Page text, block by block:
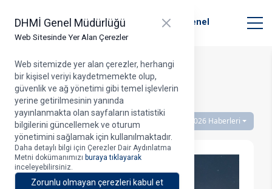
DHMİ Genel Müdürlüğü
Web Sitesinde Yer Alan Çerezler
Close panel
Web sitemizde yer alan çerezler, herhangi
bir kişisel veriyi kaydetmemekte olup,
güvenlik ve ağ yönetimi gibi temel işlevlerin
yerine getirilmesinin yanında
yayınlanmakta olan sayfaların istatistiki
bilgilerini güncellemek ve oturum
yönetimini sağlamak için kullanılmaktadır.
Daha detaylı bilgi için Çerezler Dair Aydınlatma
Metni dokümanımızı buraya tıklayarak
inceleyebilirsiniz.
Zorunlu olmayan çerezleri kabul et
Devlet Hava Meydanları İşletmesi Genel
Müdürlüğü
Haberler Listesi
2026 Haberleri